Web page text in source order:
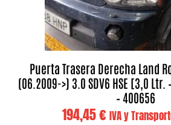
Puerta Trasera Derecha Land
(06.2009->) 3.0 SDV6 HSE [3,0 Ltr.
– 400656
194,45€ IVA y